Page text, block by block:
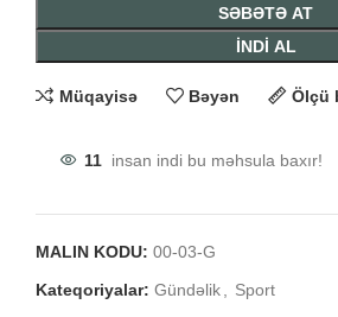
SƏBƏTƏ AT
İNDİ AL
Müqayisə Bəyən Ölçü
11 insan indi bu məhsula baxır!
MALIN KODU: 00-03-G
Kateqoriyalar: Gündəlik
Sport